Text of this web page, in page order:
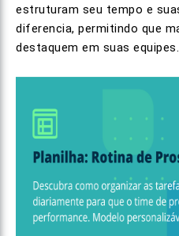
estruturam seu tempo e
diferencia, permitindo que
destaquem em suas equipes.